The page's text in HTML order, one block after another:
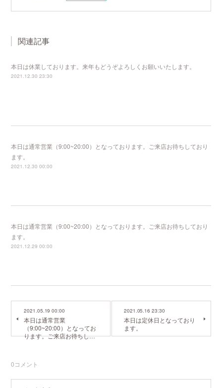
関連記事
本日は休業しております。来年もどうぞよろしくお願いいたします。
2021.12.30 23:30
本日は通常営業（9:00~20:00）となっております。ご来店お待ちしており
ます。
2021.12.30 00:00
本日は通常営業（9:00~20:00）となっております。ご来店お待ちしており
ます。
2021.12.29 00:00
2021.05.19 00:00
本日は通常営業
（9:00~20:00）となってお
ります。ご来店お待ちし…
2021.05.16 23:30
本日は定休日となっており
ます。
0コメント